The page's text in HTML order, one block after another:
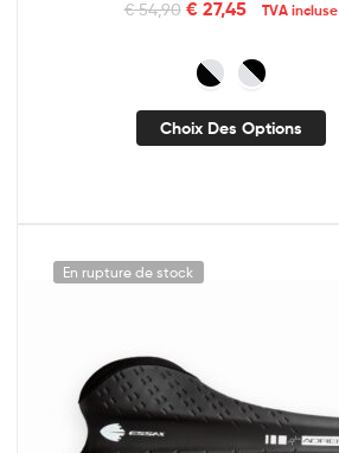
€54,90 €27,45 TVA incluse
Choix Des Options
En rupture de stock